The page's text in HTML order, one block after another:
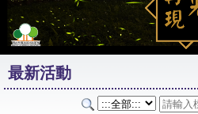
最新活動
活動花絮
課程一覽表
志工與社團
最新活動